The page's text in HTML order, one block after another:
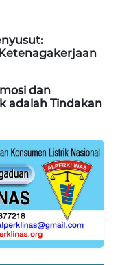
dan
adalah Tindakan